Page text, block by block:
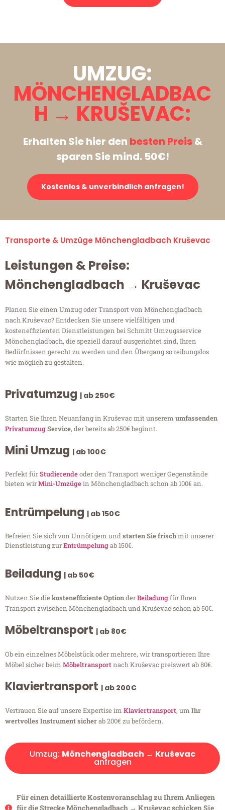
UMZUG:
MÖNCHENGLADBAC
H → KRUŠEVAC:
Erhalten Sie hier den besten Preis&
sparen Sie mind. 50€!
Kostenlos & unverbindlich anfragen!
Transporte & Umzüge Mönchengladbach Kruševac
Leistungen & Preise:
Mönchengladbach → Kruševac
Planen Sie einen Umzug oder Transport von Mönchengladbach
nach Kruševac? Entdecken Sie unsere vielfältigen und
kosteneffizienten Dienstleistungen bei Schmitt Umzugsservice
Mönchengladbach, die speziell darauf ausgerichtet sind, Ihren
Bedürfnissen gerecht zu werden und den Übergang so reibungslos
wie möglich zu gestalten.
Privatumzug | ab 250€
Starten Sie Ihren Neuanfang in Kruševac mit unserem umfassenden
PrivatumzugService, der bereits ab 250€ beginnt.
Mini Umzug | ab 100€
Perfekt fürStudierendeoder den Transport weniger Gegenstände
bieten wirMini-Umzügein Mönchengladbach schon ab 100€ an.
Entrümpelung | ab 150€
Befreien Sie sich von Unnötigem undstarten Sie frischmit unserer
Dienstleistung zurEntrümpelungab 150€.
Beiladung | ab 50€
Nutzen Sie diekosteneffiziente OptionderBeiladungfür Ihren
Transport zwischen Mönchengladbach und Kruševac schon ab 50€.
Möbeltransport | ab 80€
Ob ein einzelnes Möbelstück oder mehrere, wir transportieren Ihre
Möbel sicher beim Möbeltransportnach Kruševac preiswert ab 80€.
Klaviertransport | ab 200€
Vertrauen Sie auf unsere Expertise im Klaviertransport, um Ihr
wertvolles Instrument sicherab 200€ zu befördern.
Umzug: Mönchengladbach → Kruševac
anfragen
Für einen detaillierte Kostenvoranschlag zu Ihrem Anliegen
für die Strecke Mönchengladbach → Kruševac schicken Sie